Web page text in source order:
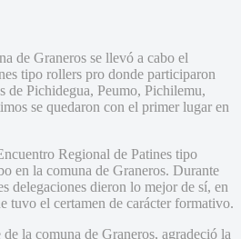
de Graneros se llevó a cabo el
tipo rollers pro donde participaron
de Pichidegua, Peumo, Pichilemu,
se quedaron con el primer lugar en
Regional de Patines tipo
en la comuna de Graneros. Durante
delegaciones dieron lo mejor de sí, en
tuvo el certamen de carácter formativo.
la comuna de Graneros, agradeció la